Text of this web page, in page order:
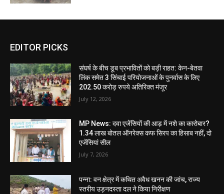
EDITOR PICKS
संघर्ष के बीच डूब प्रभावितों को बड़ी राहत: केन-बेतवा
लिंक समेत 3 सिंचाई परियोजनाओं के पुनर्वास के लिए
202.50 करोड़ रुपये अतिरिक्त मंजूर
July 12, 2026
MP News: दवा एजेंसियों की आड़ में नशे का कारोबार?
1.34 लाख बोतल ऑनरेक्स कफ सिरप का हिसाब नहीं, दो
एजेंसियां सील
July 7, 2026
पन्ना: वन क्षेत्र में कथित अवैध खनन की जांच, राज्य
स्तरीय उड़नदस्ता दल ने किया निरीक्षण